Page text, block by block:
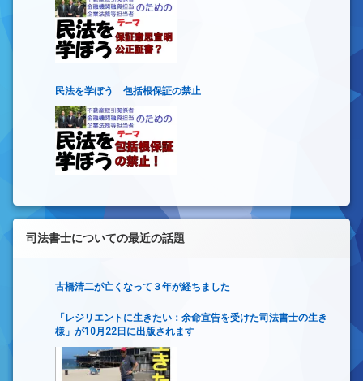
民法を学ぼう 包括根保証の禁止
司法書士についての最近の話題
古橋清二が亡くなって３年が経ちました
「レジリエントに生きたい：余命宣告を受けた司法書士の生き
様」が10月22日に出版されます